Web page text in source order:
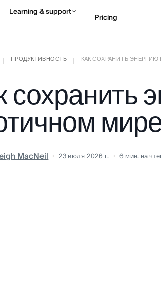
Learning & support
Pricing
ПРОДУКТИВНОСТЬ КАК СОХРАНИТЬ
сохранить
MacNeil 23 июля 2026 г. 6 мин. на